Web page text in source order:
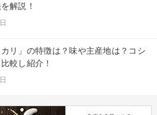
解説！
リ」の特徴は？味や主産地は？コシ
較し紹介！